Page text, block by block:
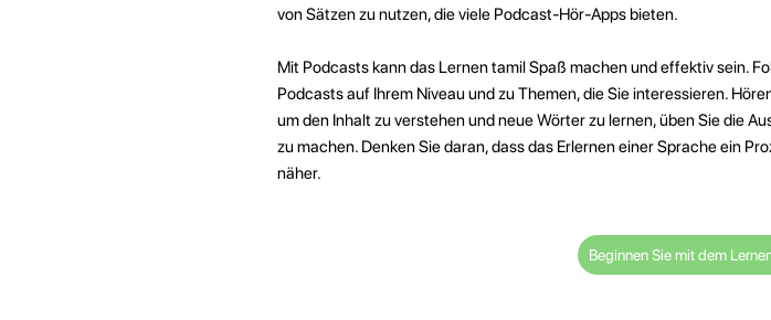
von Sätzen zu nutzen, die viele Podcast-Hör-Apps bieten.
Mit Podcasts kann das Lernen tamil Spaß machen und effektiv sein.
Podcasts auf Ihrem Niveau und zu Themen, die Sie interessieren.
um den Inhalt zu verstehen und neue Wörter zu lernen, üben Sie die
zu machen. Denken Sie daran, dass das Erlernen einer Sprache ein
näher.
Beginnen Sie mit dem